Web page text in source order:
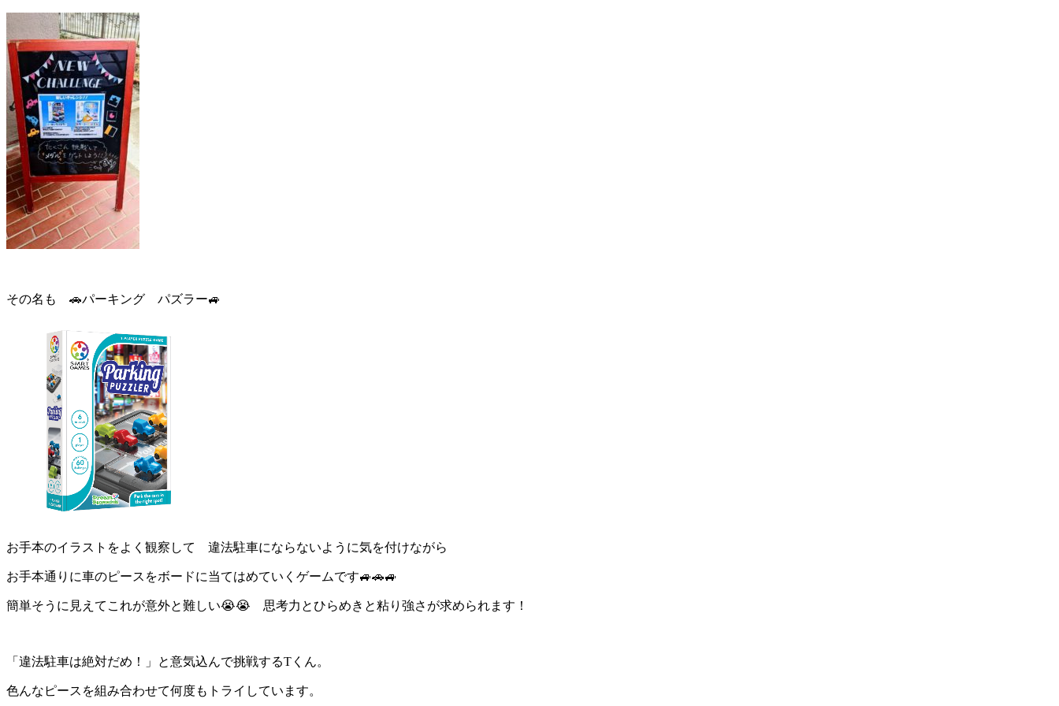
その名も 🚗パーキング パズラー🚙
お手本のイラストをよく観察して 違法駐車にならないように気を付けながら
お手本通りに車のピースをボードに当てはめていくゲームです🚙🚗🚙
簡単そうに見えてこれが意外と難しい😭😭 思考力とひらめきと粘り強さが求められます！
「違法駐車は絶対だめ！」と意気込んで挑戦するTくん。
色んなピースを組み合わせて何度もトライしています。